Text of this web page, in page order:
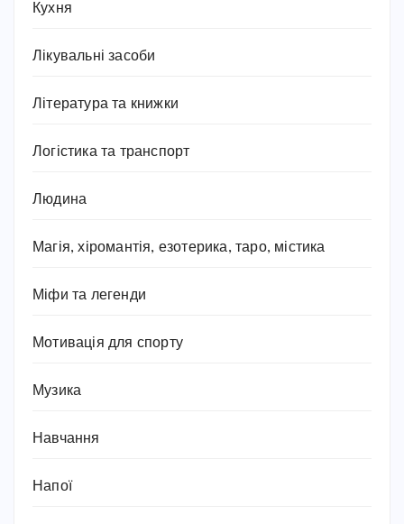
Кухня
Лікувальні засоби
Література та книжки
Логістика та транспорт
Людина
Магія, хіромантія, езотерика, таро, містика
Міфи та легенди
Мотивація для спорту
Музика
Навчання
Напої